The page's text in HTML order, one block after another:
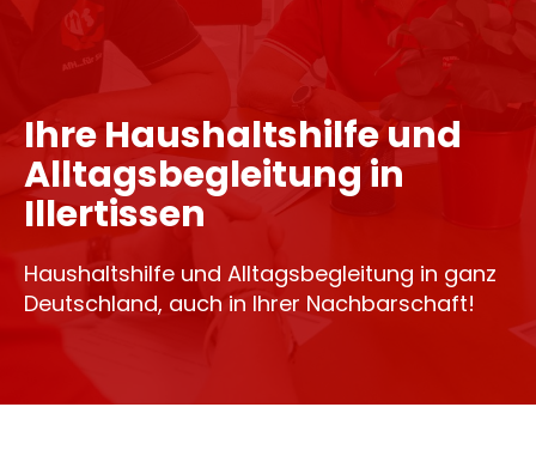
Ihre Haushaltshilfe und
Alltagsbegleitung in
Illertissen
Haushaltshilfe und Alltagsbegleitung in ganz
Deutschland, auch in Ihrer Nachbarschaft!